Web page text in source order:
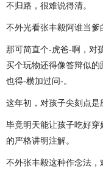
不归路，很难说得清。
不外光看张丰毅阿谁当爹
那可简直个-虎爸-啊，对
买个玩物还得像答辩似
也得-横加过问-。
这年初，对孩子尖刻点是
毕竟明天能让孩子吃好
的严格讲明注解。
不外张丰毅这种作念法，